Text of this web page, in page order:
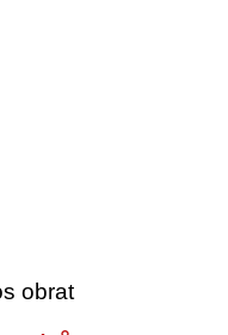
obrat